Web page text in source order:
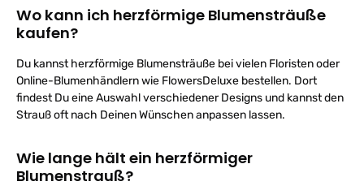
Wo kann ich herzförmige Blumensträuße
kaufen?
Du kannst herzförmige Blumensträuße bei vielen Floristen oder
Online-Blumenhändlern wie FlowersDeluxe bestellen. Dort
findest Du eine Auswahl verschiedener Designs und kannst den
Strauß oft nach Deinen Wünschen anpassen lassen.
Wie lange hält ein herzförmiger
Blumenstrauß?